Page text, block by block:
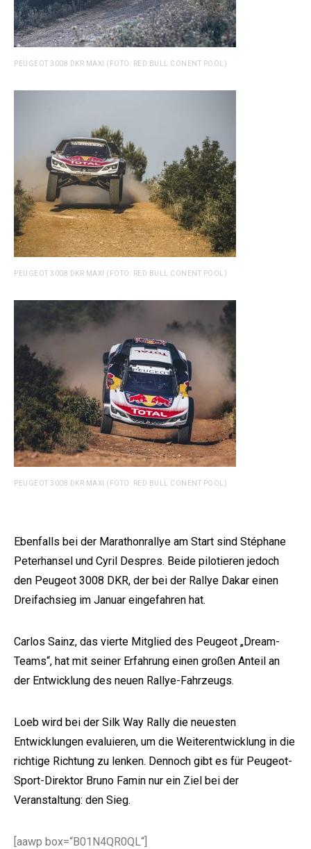
PEUGEOT 3008 DKR MAXI (FOTO: RED BULL CONENT POOL)
PEUGEOT 3008 DKR MAXI (FOTO: RED BULL CONENT POOL)
PEUGEOT 3008 DKR MAXI (FOTO: RED BULL CONENT POOL)
Ebenfalls bei der Marathonrallye am Start sind Stéphane
Peterhansel und Cyril Despres. Beide pilotieren jedoch
den Peugeot 3008 DKR, der bei der Rallye Dakar einen
Dreifachsieg im Januar eingefahren hat.
Carlos Sainz, das vierte Mitglied des Peugeot „Dream-
Teams“, hat mit seiner Erfahrung einen großen Anteil an
der Entwicklung des neuen Rallye-Fahrzeugs.
Loeb wird bei der Silk Way Rally die neuesten
Entwicklungen evaluieren, um die Weiterentwicklung in die
richtige Richtung zu lenken. Dennoch gibt es für Peugeot-
Sport-Direktor Bruno Famin nur ein Ziel bei der
Veranstaltung: den Sieg.
[aawp box=“B01N4QR0QL“]